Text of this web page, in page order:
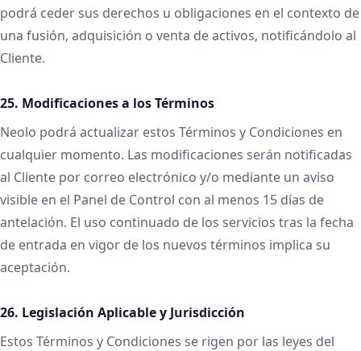
podrá ceder sus derechos u obligaciones en el contexto de
una fusión, adquisición o venta de activos, notificándolo al
Cliente.
25. Modificaciones a los Términos
Neolo podrá actualizar estos Términos y Condiciones en
cualquier momento. Las modificaciones serán notificadas
al Cliente por correo electrónico y/o mediante un aviso
visible en el Panel de Control con al menos 15 días de
antelación. El uso continuado de los servicios tras la fecha
de entrada en vigor de los nuevos términos implica su
aceptación.
26. Legislación Aplicable y Jurisdicción
Estos Términos y Condiciones se rigen por las leyes del